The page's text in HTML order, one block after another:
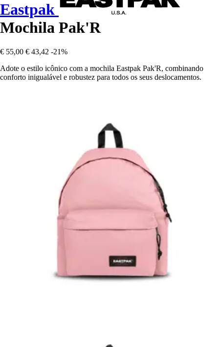
Eastpak
Mochila Pak'R
€ 55,00 € 43,42 -21%
Adote o estilo icônico com a mochila Eastpak Pak'R, combinando
conforto inigualável e robustez para todos os seus deslocamentos.